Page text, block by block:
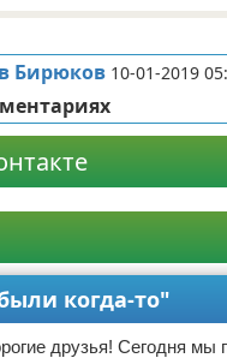
Бирюков 10-01-2019
когда-то"
друзья! Сегодня мы